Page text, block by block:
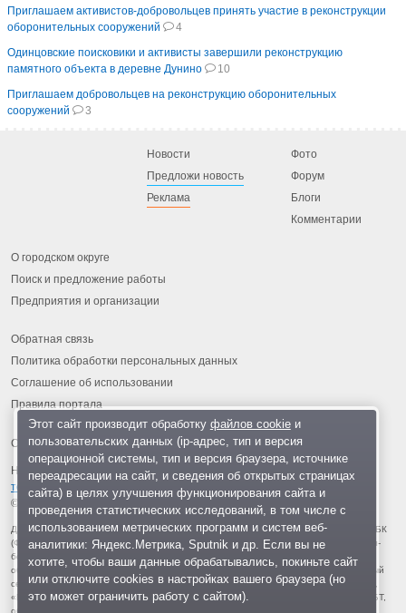
Приглашаем активистов-добровольцев принять участие в реконструкции
оборонительных сооружений
4
Одинцовские поисковики и активисты завершили реконструкцию
памятного объекта в деревне Дунино
10
Приглашаем добровольцев на реконструкцию оборонительных
сооружений
3
Новости
Предложи новость
Реклама
Фото
Форум
Блоги
Комментарии
О городском округе
Поиск и предложение работы
Предприятия и организации
Обратная связь
Политика обработки персональных данных
Соглашение об использовании
Правила портала
На информационном ресурсе применяются
технологии
© 2013-2026 «ОИНФО»,
сделано в Одинцово
Для читателей: В России признаны экстремистскими и запрещены организации ФБК
(Фонд борьбы с коррупцией, признан иноагентом), Штабы Навального, «Национал-
большевистская партия», «Свидетели Иеговы», «Армия воли народа», «Русский
общенациональный союз», «Движение против нелегальной иммиграции», «Правый
сектор», УНА-УНСО, УПА, «Тризуб им. Степана Бандеры», «Мизантропик дивижн»,
«Меджлис крымскотатарского народа», движение «Артподготовка», движение ЛГБТ,
общероссийская политическая партия «Воля», АУЕ, батальоны «Азов» и «Айдар».
Этот сайт производит обработку файлов cookieи
пользовательских данных (ip-адрес, тип и версия
операционной системы, тип и версия браузера, источнике
переадресации на сайт, и сведения об открытых страницах
сайта) в целях улучшения функционирования сайта и
проведения статистических исследований, в том числе с
использованием метрических программ и систем веб-
аналитики: Яндекс.Метрика, Sputnik и др. Если вы не
хотите, чтобы ваши данные обрабатывались, покиньте сайт
или отключите cookies в настройках вашего браузера (но
это может ограничить работу с сайтом).